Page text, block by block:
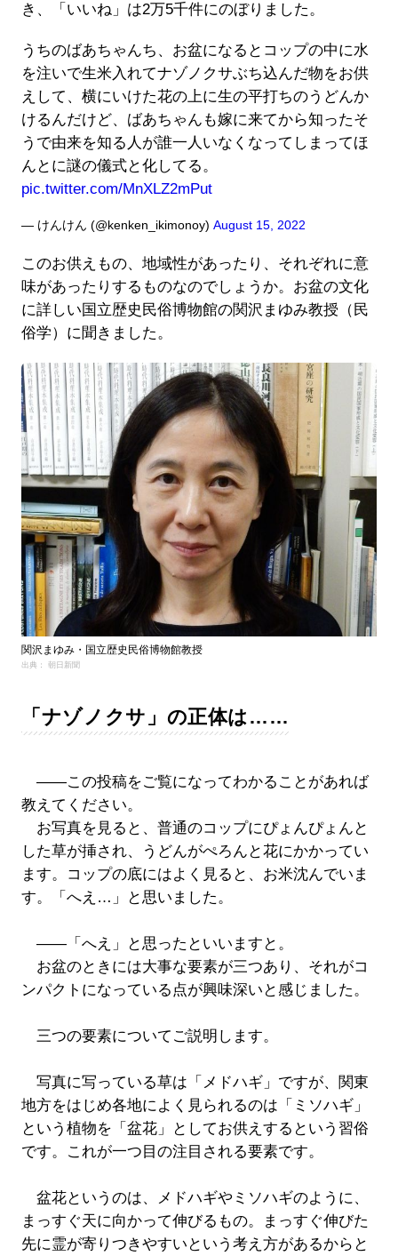
き、「いいね」は2万5千件にのぼりました。
うちのばあちゃんち、お盆になるとコップの中に水
を注いで生米入れてナゾノクサぶち込んだ物をお供
えして、横にいけた花の上に生の平打ちのうどんか
けるんだけど、ばあちゃんも嫁に来てから知ったそ
うで由来を知る人が誰一人いなくなってしまってほ
んとに謎の儀式と化してる。
pic.twitter.com/MnXLZ2mPut
— けんけん (@kenken_ikimonoy) August 15, 2022
このお供えもの、地域性があったり、それぞれに意
味があったりするものなのでしょうか。お盆の文化
に詳しい国立歴史民俗博物館の関沢まゆみ教授（民
俗学）に聞きました。
関沢まゆみ・国立歴史民俗博物館教授
出典： 朝日新聞
「ナゾノクサ」の正体は……
――この投稿をご覧になってわかることがあれば
教えてください。
お写真を見ると、普通のコップにぴょんぴょんと
した草が挿され、うどんがぺろんと花にかかってい
ます。コップの底にはよく見ると、お米沈んでいま
す。「へえ…」と思いました。
――「へえ」と思ったといいますと。
お盆のときには大事な要素が三つあり、それがコ
ンパクトになっている点が興味深いと感じました。
三つの要素についてご説明します。
写真に写っている草は「メドハギ」ですが、関東
地方をはじめ各地によく見られるのは「ミソハギ」
という植物を「盆花」としてお供えするという習俗
です。これが一つ目の注目される要素です。
盆花というのは、メドハギやミソハギのように、
まっすぐ天に向かって伸びるもの。まっすぐ伸びた
先に霊が寄りつきやすいという考え方があるからと